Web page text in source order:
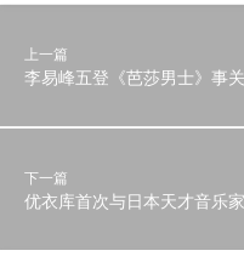
上一篇
李易峰五登《芭莎男士》事
下一篇
优衣库首次与日本天才音乐